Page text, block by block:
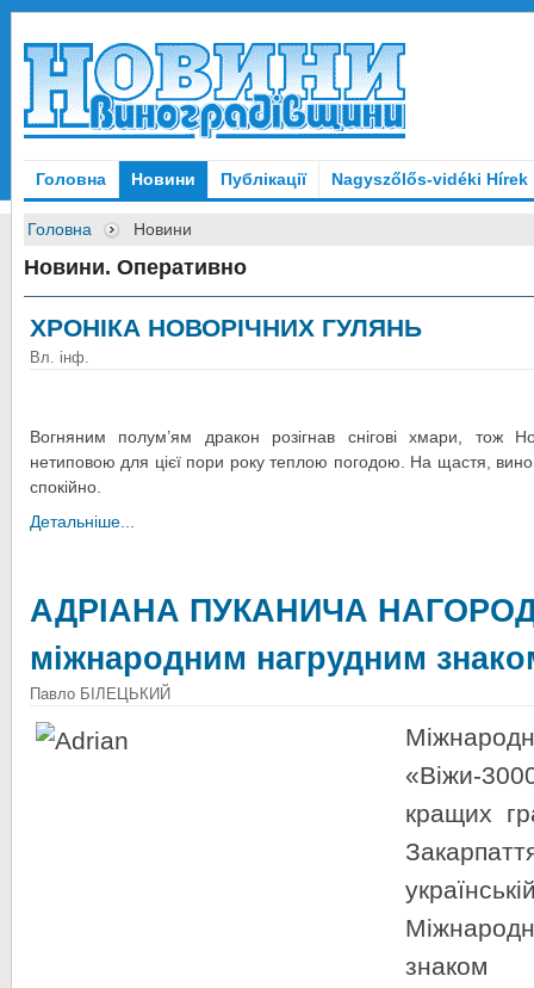
Головна Новини Публікації Nagyszőlős-vidéki Hírek
Головна Новини
Новини. Оперативно
ХРОНІКА НОВОРІЧНИХ ГУЛЯНЬ
Вл. інф.
Вогняним полум’ям дракон розігнав снігові хмари, тож
нетиповою для цієї пори року теплою погодою. На щастя,
спокійно.
Детальніше...
АДРІАНА ПУКАНИЧА
міжнародним нагрудним
Павло БІЛЕЦЬКИЙ
«Віжи-
кращих